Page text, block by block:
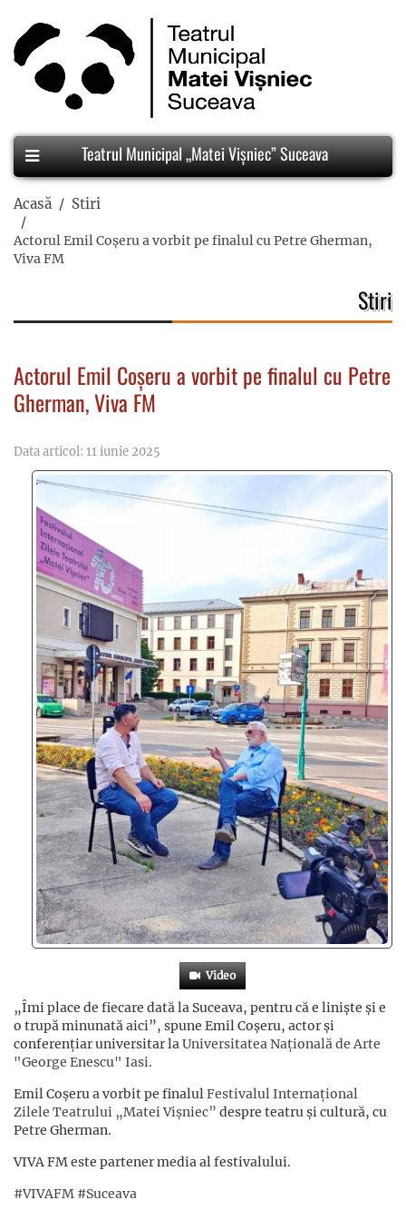
Teatrul Municipal „Matei Vișniec” Suceava
Acasă Stiri
Actorul Emil Coșeru a vorbit pe finalul cu Petre Gherman,
Viva FM
Stiri
Actorul Emil Coșeru a vorbit pe finalul cu Petre
Gherman, Viva FM
Data articol: 11 iunie 2025
Video
„Îmi place de fiecare dată la Suceava, pentru că e liniște și e
o trupă minunată aici”, spune Emil Coșeru, actor și
conferențiar universitar laUniversitatea Națională de Arte
"George Enescu" Iasi.
Emil Coșeru a vorbit pe finalulFestivalul Internațional
Zilele Teatrului „Matei Vișniec” despre teatru și cultură, cu
Petre Gherman.
VIVA FM este partener media al festivalului.
#VIVAFM #Suceava